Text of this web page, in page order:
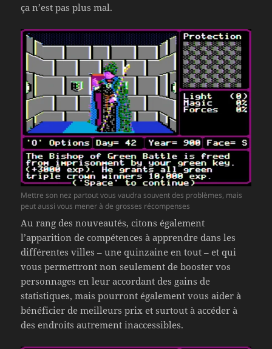
ça n’est pas plus mal.
Mettre son nez partout vous vaudra souvent des problèmes, mais
peut aussi vous mener à de grosses récompenses
Au rang des nouveautés, citons également
l’apparition de compétences à apprendre dans les
différentes villes – une quinzaine en tout – et qui
vous permettront non seulement de booster vos
personnages en leur accordant des gains de
statistiques, mais pourront également vous aider à
bénéficier de meilleurs prix et surtout à accéder à
des endroits autrement inaccessibles.